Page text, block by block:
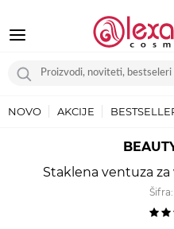
NOVO AKCIJE
Staklena ventuza
Šifra: